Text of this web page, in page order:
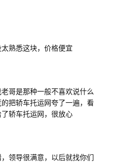
熟悉这块，价格便宜
哥是那种一般不喜欢说什么
把轿车托运网夸了一遍，看
轿车托运网，很放心
领导很满意，以后就找你们